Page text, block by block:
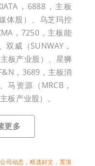
，6888，主板
体股）、乌芝玛控
，7250，主板能
双威（SUNWAY，
板产业股）、星狮
，3689，主板消
马资源（MRCB，
板产业股）。
更多
司动态 ，精选好文 ， 置顶